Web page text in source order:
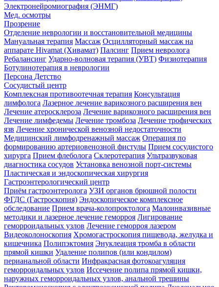
Электронейромиография (ЭНМГ)
Мед. осмотры
Прозрение
Отделение неврологии и восстановительной медицины
Мануальная терапия Массаж Осцилляторный массаж на
аппарате Hivamat (Хивамат) Палсинг Прием невролога
Ребалансинг Ударно-волновая терапия (УВТ) Физиотерапия
Ботулинотерапия в неврологии
Персона Детство
Сосудистый центр
Комплексная противоотечная терапия Консультация
лимфолога Лазерное лечение варикозного расширения вен
Лечение атеросклероза Лечение варикозного расширения вен
Лечение лимфедемы Лечение тромбоза Лечение трофических
язв Лечение хронической венозной недостаточности
Медицинский лимфодренажный массаж Операция по
формированию артериовенозной фистулы Прием сосудистого
хирурга Прием флеболога Склеротерапия Ультразвуковая
диагностика сосудов Установка венозной порт-системы
Пластическая и эндоскопическая хирургия
Гастроэнтерологический центр
Приём гастроэнтеролога УЗИ органов брюшной полости
ФГДС (Гастроскопия) Эндоскопическое комплексное
обследование Прием врача-колопроктолога Малоинвазивные
методики и лазерное лечение геморроя Лигирование
геморроидальных узлов Лечение геморроя лазером
Видеоколоноскопия Хромогастроскопия пищевода, желудка и
кишечника Полипэктомия Энуклеация тромба в области
прямой кишки Удаление полипов (или кондилом)
перианальной области Инфракрасная фотокоагуляция
геморроидальных узлов Иссечение полипа прямой кишки,
наружных геморроидальных узлов, анальной трещины